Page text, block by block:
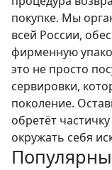
покупке. Мы
всей России,
фирменную
это не просто
сервировки,
поколение.
обретёт
окружать себя